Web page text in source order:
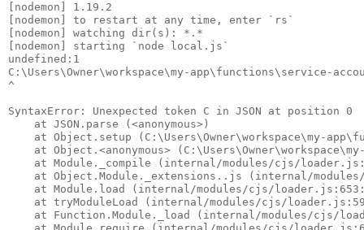
[nodemon] 1.19.2
[nodemon] to restart at any time, enter `rs`
[nodemon] watching dir(s): *.*
[nodemon] starting `node local.js`
undefined:1
C:\Users\Owner\workspace\my-app\functions\service-
^
SyntaxError: Unexpected token C in JSON at position 0
    at JSON.parse (<anonymous>)
at Object.setup (C:\Users\Owner\workspace\my-
at Object.<anonymous>
at Module._compile (internal/modules/cjs/
at Object.Module._extensions..js (internal/
at Module.load (internal/modules/cjs/
at tryModuleLoad (internal/modules/cjs/
at Function.Module._load (internal/modules/cjs/